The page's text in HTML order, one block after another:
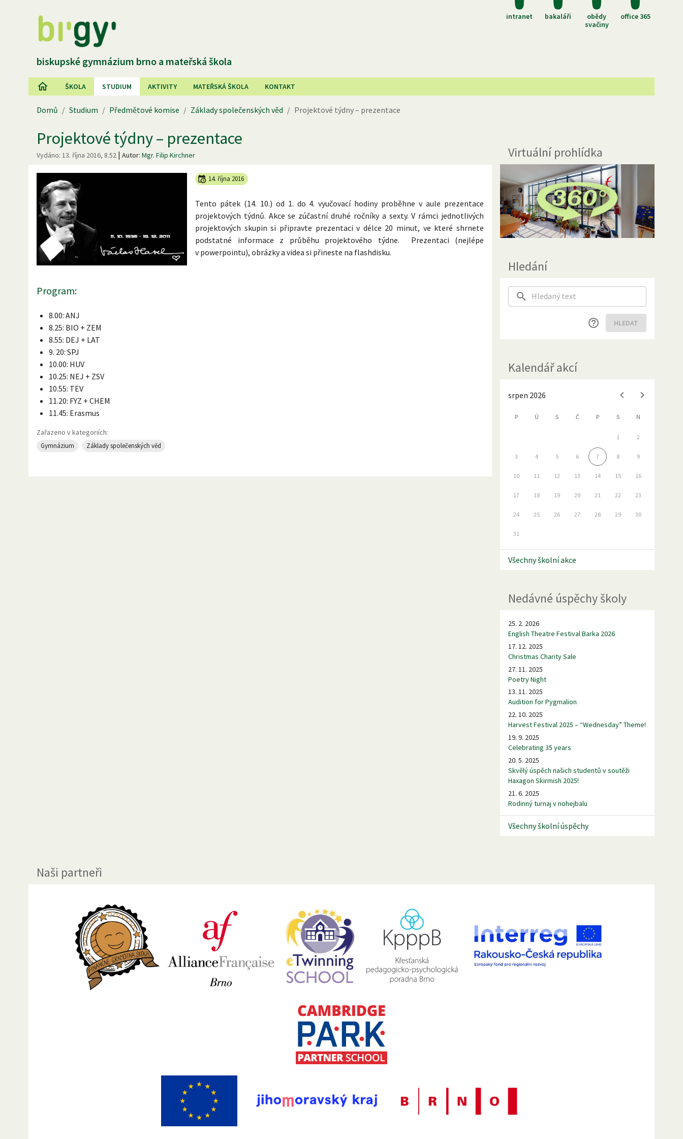
intranet bakaláři
obědy
svačiny
office 365
biskupské gymnázium brno a mateřská škola
ŠKOLA STUDIUM AKTIVITY MATEŘSKÁ ŠKOLA KONTAKT
Domů / Studium / Předmětové komise / Základy společenských věd / Projektové týdny – prezentace
Projektové týdny – prezentace
Vydáno: 13. října 2016, 8.52 | Autor: Mgr. Filip Kirchner
14. října 2016
Tento pátek (14. 10.) od 1. do 4. vyučovací hodiny proběhne v aule prezentace
projektových týdnů. Akce se zúčastní druhé ročníky a sexty. V rámci jednotlivých
projektových skupin si připravte prezentaci v délce 20 minut, ve které shrnete
podstatné informace z průběhu projektového týdne. Prezentaci (nejlépe
v powerpointu), obrázky a videa si přineste na flashdisku.
Program:
8.00: ANJ
8.25: BIO + ZEM
8.55: DEJ + LAT
9. 20: SPJ
10.00: HUV
10.25: NEJ + ZSV
10.55: TEV
11.20: FYZ + CHEM
11.45: Erasmus
Zařazeno v kategoriích:
Gymnázium Základy společenských věd
Virtuální prohlídka
Hledání
HLEDAT
Kalendář akcí
srpen 2026
P Ú S Č P S N
1 2
3 4 5 6 7 8 9
10 11 12 13 14 15 16
17 18 19 20 21 22 23
24 25 26 27 28 29 30
31
Všechny školní akce
Nedávné úspěchy školy
25. 2. 2026
English Theatre Festival Barka 2026
17. 12. 2025
Christmas Charity Sale
27. 11. 2025
Poetry Night
13. 11. 2025
Audition for Pygmalion
22. 10. 2025
Harvest Festival 2025 – “Wednesday” Theme!
19. 9. 2025
Celebrating 35 years
20. 5. 2025
Skvělý úspěch našich studentů v soutěži
Haxagon Skirmish 2025!
21. 6. 2025
Rodinný turnaj v nohejbalu
Všechny školní úspěchy
Naši partneři